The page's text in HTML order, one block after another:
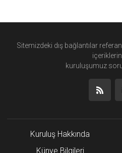
Sitemizdeki dış bağlantılar
kuruluşumuz
Kuruluş Hakkında
Künye Bilgileri